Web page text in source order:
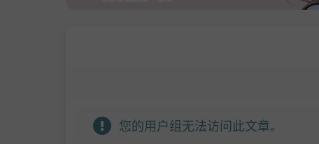
您的用户组无法访问此文章。